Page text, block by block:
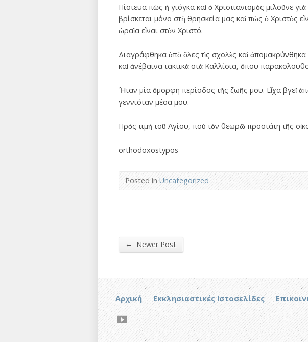
Πίστευα πὼς ἡ γιόγκα καὶ ὁ Χριστιανισμὸς μιλοῦνε
βρίσκεται μόνο στὴ θρησκεία μας καὶ πὼς ὁ Χριστὸς
ὡραῖα εἶναι στὸν Χριστό.
Διαγράφθηκα ἀπὸ ὅλες τὶς σχολὲς καὶ
καὶ ἀνέβαινα τακτικὰ στὰ Καλλίσια, ὅπου
Ἦταν μία ὄμορφη περίοδος τῆς ζωῆς μου. Εἶχα βγεῖ
γεννιόταν μέσα μου.
Πρὸς τιμὴ τοῦ Ἁγίου, ποὺ τὸν θεωρῶ προστάτη τῆς
orthodoxostypos
Posted inUncategorized
← Newer Post
Αρχική Εκκλησιαστικές Ιστοσελίδες